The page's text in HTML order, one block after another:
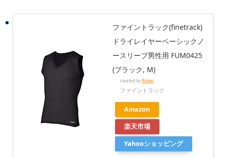
ファイントラック(finetrack)
ドライレイヤーベーシックノ
ースリーブ男性用 FUM0425
(ブラック, M)
created byRinker
ファイントラック
Amazon
楽天市場
Yahooショッピング